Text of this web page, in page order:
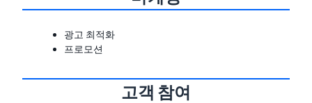
광고 최적화
프로모션
고객 참여